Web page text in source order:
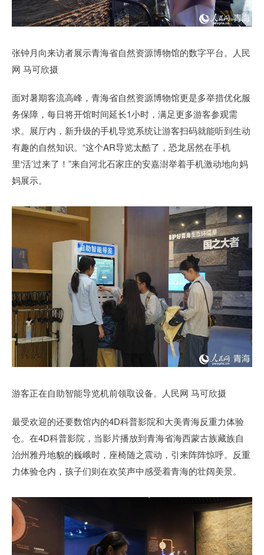
张钟月向来访者展示青海省自然资源博物馆的数字平台。人民
网 马可欣摄
面对暑期客流高峰，青海省自然资源博物馆更是多举措优化服
务保障，每日将开馆时间延长1小时，满足更多游客参观需
求。展厅内，新升级的手机导览系统让游客扫码就能听到生动
有趣的自然知识。“这个AR导览太酷了，恐龙居然在手机
里‘活’过来了！”来自河北石家庄的安嘉澍举着手机激动地向妈
妈展示。
游客正在自助智能导览机前领取设备。人民网 马可欣摄
最受欢迎的还要数馆内的4D科普影院和大美青海反重力体验
仓。在4D科普影院，当影片播放到青海省海西蒙古族藏族自
治州雅丹地貌的巍峨时，座椅随之震动，引来阵阵惊呼。反重
力体验仓内，孩子们则在欢笑声中感受着青海的壮阔美景。